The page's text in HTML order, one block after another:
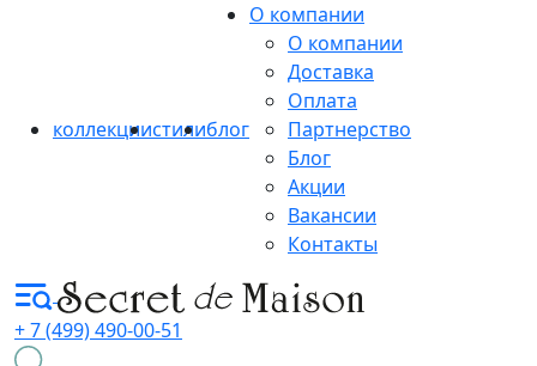
коллекциистилиблог
О компании
О компании
Доставка
Оплата
Партнерство
Блог
Акции
Вакансии
Контакты
+ 7 (499) 490-00-51